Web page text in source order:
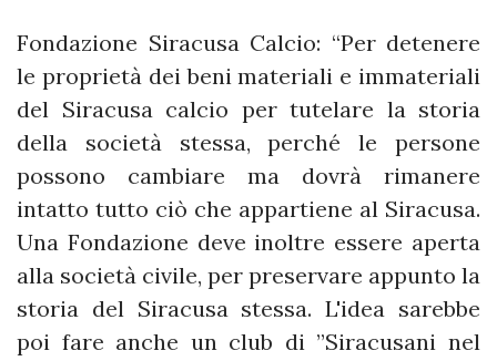
Fondazione Siracusa Calcio: “Per detenere
le proprietà dei beni materiali e immateriali
del Siracusa calcio per tutelare la storia
della società stessa, perché le persone
possono cambiare ma dovrà rimanere
intatto tutto ciò che appartiene al Siracusa.
Una Fondazione deve inoltre essere aperta
alla società civile, per preservare appunto la
storia del Siracusa stessa. L'idea sarebbe
poi fare anche un club di ”Siracusani nel